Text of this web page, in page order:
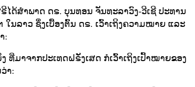
ໄດ້ສໍາພາດ ດຣ. ບຸນທອນ ຈັນທະລາວົງ-ວີເຊີ ປະທານ
ໃນລາວ ຊຶ່ງເບື້ອງຕົ້ນ ດຣ. ເວົ້າເຖິງຄວາມໝາຍ ແລະ
:
ທີ່ມາຈາກປະເທດຝຣັ່ງເສດ ກໍເວົ້າເຖິງເປົ້າໝາຍຂອງ
າ: